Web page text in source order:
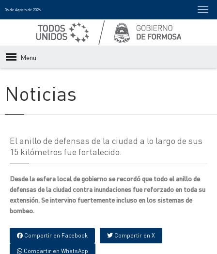
06 de Agosto de 2026
Menu
Noticias
El anillo de defensas de la ciudad a lo largo de sus
15 kilómetros fue fortalecido.
Desde la esfera local de gobierno se recordó que todo el anillo de
defensas de la ciudad contra inundaciones fue reforzado en toda su
extensión. Se intervino fuertemente incluso en los sistemas de
bombeo.
Compartir en Facebook Compartir en X
Compartir en WhatsApp